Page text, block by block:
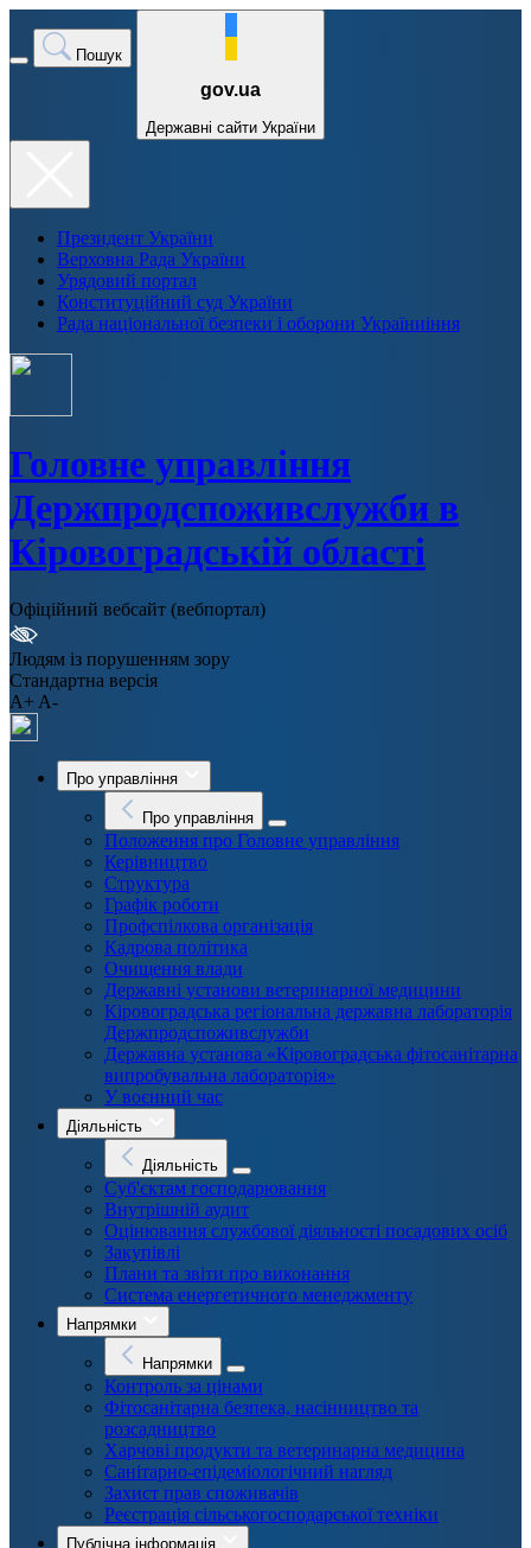
Пошук
gov.ua
Державні сайти України
Президент України
Верховна Рада України
Урядовий портал
Конституційний суд України
Рада національної безпеки і оборони Україниіння
Головне управління
Держпродспоживслужби в
Кіровоградській області
Офіційний вебсайт (вебпортал)
Людям із порушенням зору
Стандартна версія
A+ A-
Про управління
Про управління
Положення про Головне управління
Керівництво
Структура
Графік роботи
Профспілкова організація
Кадрова політика
Очищення влади
Державні установи ветеринарної медицини
Кіровоградська регіональна державна лабораторія
Держпродспоживслужби
Державна установа «Кіровоградська фітосанітарна
випробувальна лабораторія»
У воєнний час
Діяльність
Діяльність
Суб'єктам господарювання
Внутрішній аудит
Оцінювання службової діяльності посадових осіб
Закупівлі
Плани та звіти про виконання
Система енергетичного менеджменту
Напрямки
Напрямки
Контроль за цінами
Фітосанітарна безпека, насінництво та
розсадництво
Харчові продукти та ветеринарна медицина
Санітарно-епідеміологічний нагляд
Захист прав споживачів
Реєстрація сільськогосподарської техніки
Публічна інформація